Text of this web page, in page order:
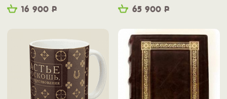
16 900 Р
65 900 Р